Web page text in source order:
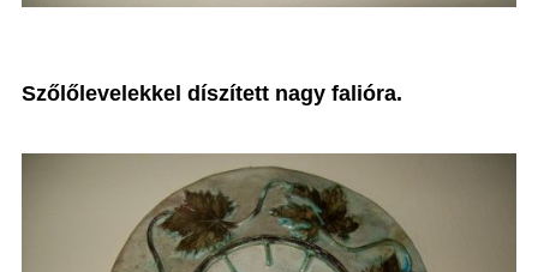
Szőlőlevelekkel díszített nagy falióra.